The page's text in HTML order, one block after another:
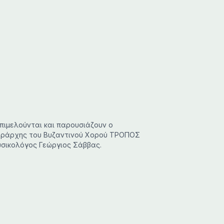
και παρουσιάζουν ο
του Βυζαντινού Χορού ΤΡΟΠΟΣ
Γεώργιος Σάββας.